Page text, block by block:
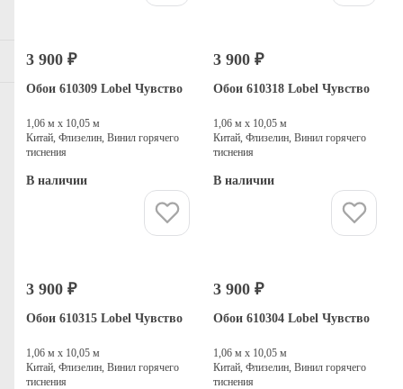
3 900 ₽
Обои 610309 Lobel Чувство
1,06 м х 10,05 м
Китай, Флизелин, Винил горячего
тиснения
В наличии
3 900 ₽
Обои 610318 Lobel Чувство
1,06 м х 10,05 м
Китай, Флизелин, Винил горячего
тиснения
В наличии
3 900 ₽
Обои 610315 Lobel Чувство
1,06 м х 10,05 м
Китай, Флизелин, Винил горячего
тиснения
3 900 ₽
Обои 610304 Lobel Чувство
1,06 м х 10,05 м
Китай, Флизелин, Винил горячего
тиснения